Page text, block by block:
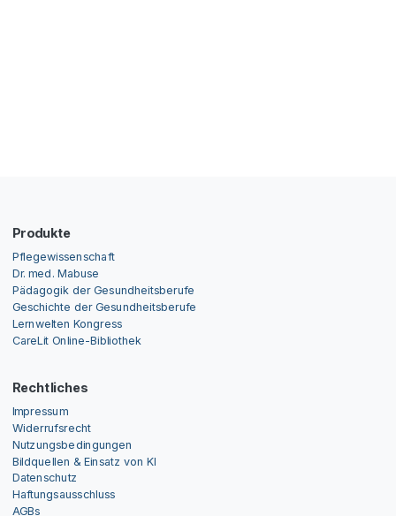
Produkte
Pflegewissenschaft
Dr. med. Mabuse
Pädagogik der Gesundheitsberufe
Geschichte der Gesundheitsberufe
Lernwelten Kongress
CareLit Online-Bibliothek
Rechtliches
Impressum
Widerrufsrecht
Nutzungsbedingungen
Bildquellen & Einsatz von KI
Datenschutz
Haftungsausschluss
AGBs